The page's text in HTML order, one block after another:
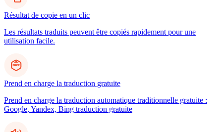
Résultat de copie en un clic
Les résultats traduits peuvent être copiés rapidement pour une
utilisation facile.
Prend en charge la traduction gratuite
Prend en charge la traduction automatique traditionnelle gratuite :
Google, Yandex, Bing traduction gratuite